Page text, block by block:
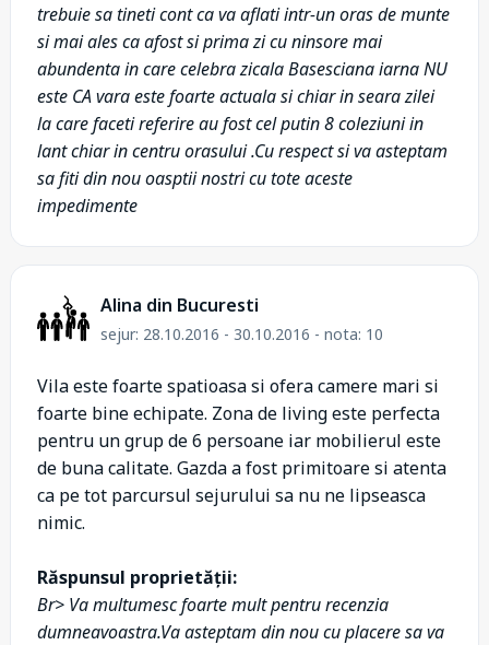
trebuie sa tineti cont ca va aflati intr-un oras de munte
si mai ales ca afost si prima zi cu ninsore mai
abundenta in care celebra zicala Basesciana iarna NU
este CA vara este foarte actuala si chiar in seara zilei
la care faceti referire au fost cel putin 8 coleziuni in
lant chiar in centru orasului .Cu respect si va asteptam
sa fiti din nou oasptii nostri cu tote aceste
impedimente
Alina din Bucuresti
sejur: 28.10.2016 - 30.10.2016 - nota: 10
Vila este foarte spatioasa si ofera camere mari si
foarte bine echipate. Zona de living este perfecta
pentru un grup de 6 persoane iar mobilierul este
de buna calitate. Gazda a fost primitoare si atenta
ca pe tot parcursul sejurului sa nu ne lipseasca
nimic.
Răspunsul proprietății:
Br> Va multumesc foarte mult pentru recenzia
dumneavoastra.Va asteptam din nou cu placere sa va